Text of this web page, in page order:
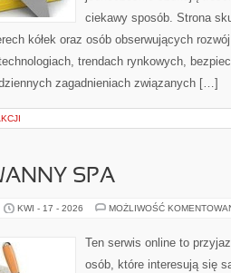
ciekawy sposób. Strona
kółek oraz osób obserwujących
trendach rynkowych,
zagadnieniach związanych […]
SPA
KWI - 17 - 2026 MOŻLIWOŚĆ
Ten serwis online to
osób, które interesują się